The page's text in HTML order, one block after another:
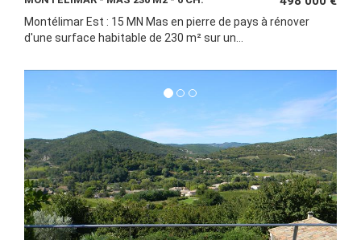
Montélimar Est : 15 MN Mas en pierre de pays à rénover
d'une surface habitable de 230 m² sur un...